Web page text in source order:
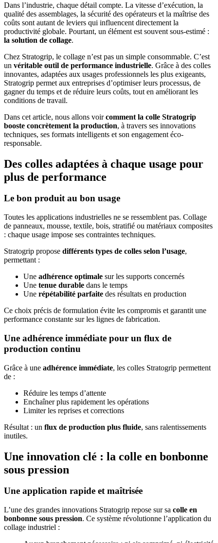
Dans l’industrie, chaque détail compte. La vitesse d’exécution, la
qualité des assemblages, la sécurité des opérateurs et la maîtrise des
coûts sont autant de leviers qui influencent directement la
productivité globale. Pourtant, un élément est souvent sous-estimé :
la solution de collage.
Chez Stratogrip, le collage n’est pas un simple consommable. C’est
un véritable outil de performance industrielle. Grâce à des colles
innovantes, adaptées aux usages professionnels les plus exigeants,
Stratogrip permet aux entreprises d’optimiser leurs processus, de
gagner du temps et de réduire leurs coûts, tout en améliorant les
conditions de travail.
Dans cet article, nous allons voircomment la colle Stratogrip
booste concrètement la production, à travers ses innovations
techniques, ses formats intelligents et son engagement éco-
responsable.
Des colles adaptées à chaque usage pour
plus de performance
Le bon produit au bon usage
Toutes les applications industrielles ne se ressemblent pas. Collage
de panneaux, mousse, textile, bois, stratifié ou matériaux composites
: chaque usage impose ses contraintes techniques.
Stratogrip propose différents types de colles selon l’usage,
permettant :
Une adhérence optimale sur les supports concernés
Une tenue durable dans le temps
Une répétabilité parfaite des résultats en production
Ce choix précis de formulation évite les compromis et garantit une
performance constante sur les lignes de fabrication.
Une adhérence immédiate pour un flux de
production continu
Grâce à une adhérence immédiate, les colles Stratogrip permettent
de :
Réduire les temps d’attente
Enchaîner plus rapidement les opérations
Limiter les reprises et corrections
Résultat : un flux de production plus fluide, sans ralentissements
inutiles.
Une innovation clé : la colle en bonbonne
sous pression
Une application rapide et maîtrisée
L’une des grandes innovations Stratogrip repose sur sa colle en
bonbonne sous pression. Ce système révolutionne l’application du
collage industriel :